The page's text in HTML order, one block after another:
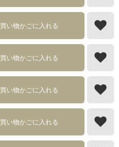
買い物かごに入れる
買い物かごに入れる
買い物かごに入れる
買い物かごに入れる